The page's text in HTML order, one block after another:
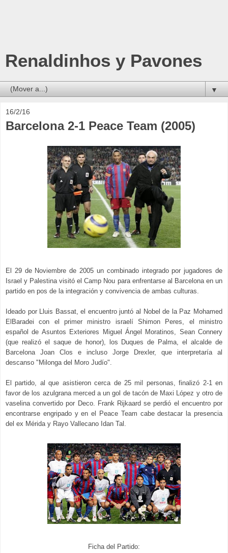
Renaldinhos y Pavones
▼
16/2/16
Barcelona 2-1 Peace Team (2005)
El 29 de Noviembre de 2005 un combinado integrado por jugadores de
Israel y Palestina visitó el Camp Nou para enfrentarse al Barcelona en un
partido en pos de la integración y convivencia de ambas culturas.
Ideado por Lluis Bassat, el encuentro juntó al Nobel de la Paz Mohamed
ElBaradei con el primer ministro israelí Shimon Peres, el ministro
español de Asuntos Exteriores Miguel Ángel Moratinos, Sean Connery
(que realizó el saque de honor), los Duques de Palma, el alcalde de
Barcelona Joan Clos e incluso Jorge Drexler, que interpretaría al
descanso "Milonga del Moro Judío".
El partido, al que asistieron cerca de 25 mil personas, finalizó 2-1 en
favor de los azulgrana merced a un gol de tacón de Maxi López y otro de
vaselina convertido por Deco. Frank Rijkaard se perdió el encuentro por
encontrarse engripado y en el Peace Team cabe destacar la presencia
del ex Mérida y Rayo Vallecano Idan Tal.
Ficha del Partido: